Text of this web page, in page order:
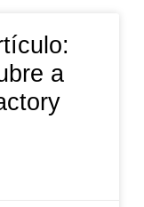
a